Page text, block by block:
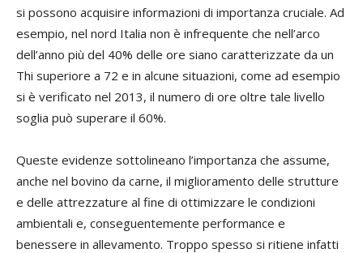
si possono acquisire informazioni di importanza cruciale. Ad
esempio, nel nord Italia non è infrequente che nell’arco
dell’anno più del 40% delle ore siano caratterizzate da un
Thi superiore a 72 e in alcune situazioni, come ad esempio
si è verificato nel 2013, il numero di ore oltre tale livello
soglia può superare il 60%.
Queste evidenze sottolineano l’importanza che assume,
anche nel bovino da carne, il miglioramento delle strutture
e delle attrezzature al fine di ottimizzare le condizioni
ambientali e, conseguentemente performance e
benessere in allevamento. Troppo spesso si ritiene infatti